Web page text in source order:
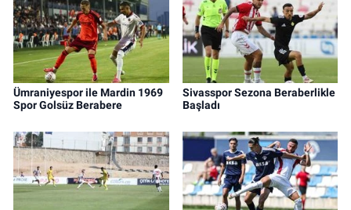
Ümraniyespor ile Mardin 1969
Spor Golsüz Berabere
Sivasspor Sezona Beraberlikle
Başladı